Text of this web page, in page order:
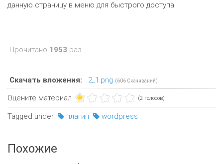
данную страницу в меню для быстрого доступа.
Прочитано 1953 раз
Скачать вложения: 2_1.png (606 Скачиваний)
Оцените материал (2 голосов)
Tagged under плагин wordpress
Похожие